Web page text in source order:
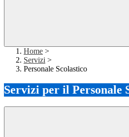
Home >
Servizi >
Personale Scolastico
Servizi per il Personale